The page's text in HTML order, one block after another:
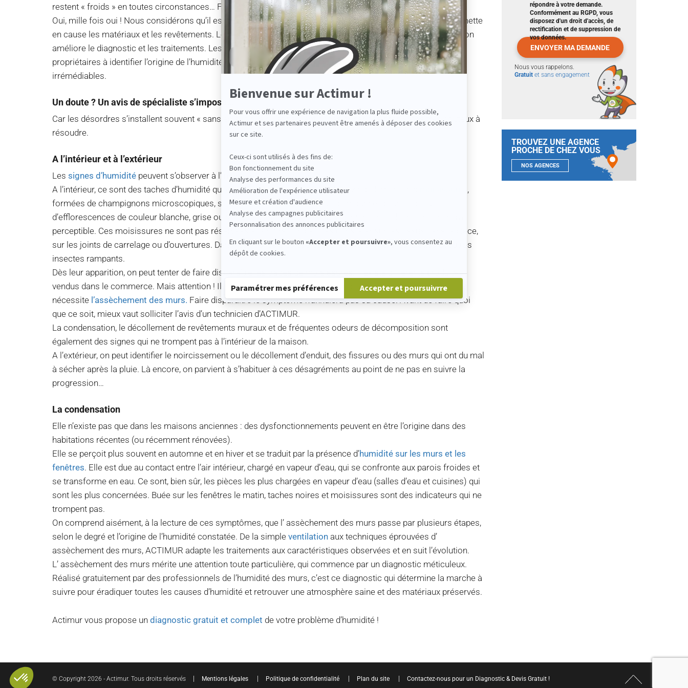
sur
Axeptio
Bienvenue sur Actimur !
Pour vous offrir une expérience de navigation la plus fluide possible,
Actimur et ses partenaires peuvent être amenés à déposer des cookies
sur ce site.
Ceux-ci sont utilisés à des fins de:
Bon fonctionnement du site
Analyse des performances du site
Amélioration de l'expérience utilisateur
Mesure et création d'audience
Analyse des campagnes publicitaires
Personnalisation des annonces publicitaires
En cliquant sur le bouton «Accepter et poursuivre», vous consentez au
dépôt de cookies.
Paramétrer mes préférences Accepter et poursuivrre
Axeptio consent
restent « froids » en toutes circonstances… Faut-il en parler ? Faut-il déranger un professionnel pour si peu ?
Oui, mille fois oui ! Nous considérons qu’il est plus facile de traiter le mal dès son apparition, avant qu’il ne remette
en cause les matériaux et les revêtements. Le plus souvent, c’est en observant l’évolution des symptômes qu’on
améliore le diagnostic et les traitements. Les techniciens d’ACTIMUR préfèrent se déplacer et aider les
propriétaires à identifier l’origine de l’humidité des murs plutôt que d’intervenir lorsque les dégâts sont
irrémédiables.
Un doute ? Un avis de spécialiste s’impose…
Car les désordres s’installent souvent « sans en avoir l’air » et peuvent occasionner des problèmes très coûteux à
résoudre.
A l’intérieur et à l’extérieur
Les signes d’humidité peuvent s’observer à l’intérieur ou à l’extérieur.
A l’intérieur, ce sont des taches d’humidité qui déclencheront la suspicion. Assez rapidement, des
,
formées de champignons microscopiques, se présenteront sous la forme de mousse, d’auréoles ou
d’efflorescences de couleur blanche, grise ou sombre, verte ou bleue. Généralement une odeur de moisi sera
perceptible. Ces moisissures ne sont pas réservées aux murs : on peut les constater sur les tissus dans la pièce,
sur les joints de carrelage ou d’ouvertures. Dans les cas les plus évolués, elles attirent cafards, blattes et autres
insectes rampants.
Dès leur apparition, on peut tenter de faire disparaître les traces de moisissures. Il existe différents produits
vendus dans le commerce. Mais attention ! Il s’agit peut-être des premiers symptômes d’un mal qui
nécessite l’assèchement des murs. Faire disparaître le symptôme n’annulera pas sa cause. Avant de faire quoi
que ce soit, mieux vaut solliciter l’avis d’un technicien d’ACTIMUR.
La condensation, le décollement de revêtements muraux et de fréquentes odeurs de décomposition sont
également des signes qui ne trompent pas à l’intérieur de la maison.
A l’extérieur, on peut identifier le noircissement ou le décollement d’enduit, des fissures ou des murs qui ont du mal
à sécher après la pluie. Là encore, on parvient à s’habituer à ces désagréments au point de ne pas en suivre la
progression…
La condensation
Elle n’existe pas que dans les maisons anciennes : des dysfonctionnements peuvent en être l’origine dans des
habitations récentes (ou récemment rénovées).
Elle se perçoit plus souvent en automne et en hiver et se traduit par la présence d’humidité sur les murs et les
fenêtres. Elle est due au contact entre l’air intérieur, chargé en vapeur d’eau, qui se confronte aux parois froides et
se transforme en eau. Ce sont, bien sûr, les pièces les plus chargées en vapeur d’eau (salles d’eau et cuisines) qui
sont les plus concernées. Buée sur les fenêtres le matin, taches noires et moisissures sont des indicateurs qui ne
trompent pas.
On comprend aisément, à la lecture de ces symptômes, que l’ assèchement des murs passe par plusieurs étapes,
selon le degré et l’origine de l’humidité constatée. De la simple ventilation aux techniques éprouvées d’
assèchement des murs, ACTIMUR adapte les traitements aux caractéristiques observées et en suit l’évolution.
L’ assèchement des murs mérite une attention toute particulière, qui commence par un diagnostic méticuleux.
Réalisé gratuitement par des professionnels de l’humidité des murs, c’est ce diagnostic qui détermine la marche à
suivre pour éradiquer toutes les causes d’humidité et retrouver une atmosphère saine et des matériaux préservés.
Actimur vous propose un diagnostic gratuit et complet de votre problème d’humidité !
répondre à votre demande.
Conformément au RGPD, vous
disposez d'un droit d'accès, de
rectification et de suppression de
vos données.
Nous vous rappelons.
Gratuitet sans engagement
TROUVEZ UNE AGENCE
PROCHE DE CHEZ VOUS
NOS AGENCES
© Copyright 2026 - Actimur. Tous droits réservés Mentions légales Politique de confidentialité Plan du site Contactez-nous pour un Diagnostic & Devis Gratuit !